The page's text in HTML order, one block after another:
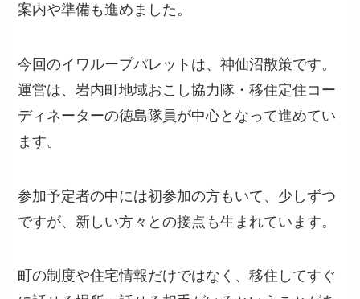
案内や準備も進めました。
今回のイワループパレットは、神仙沼散策です。
運営は、岩内町地域おこし協力隊・移住定住コー
ディネーターの徳島隊員が中心となって進めてい
ます。
参加予定者の中には初参加の方もいて、少しずつ
ですが、新しい方々との接点も生まれています。
町の制度や住宅情報だけではなく、移住してすぐ